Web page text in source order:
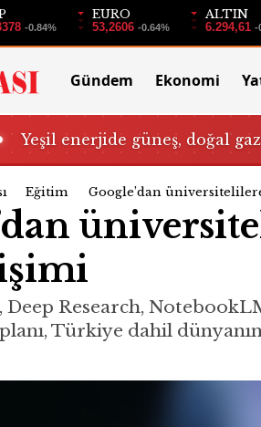
-0.84%
EURO
53,2606 -0.64%
ALTIN
6.294,61 -
Gündem Ekonomi
Yeşil enerjide güneş, doğal
Eğitim Google’dan
Research,
Türkiye dahil